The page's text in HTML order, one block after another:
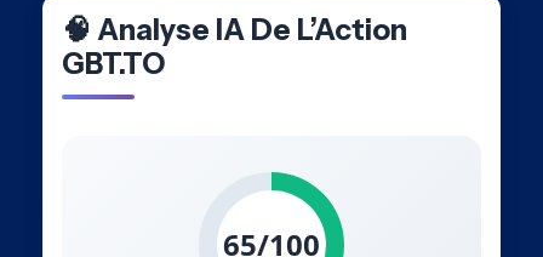
🧠 Analyse IA De L’Action
GBT.TO
65/100